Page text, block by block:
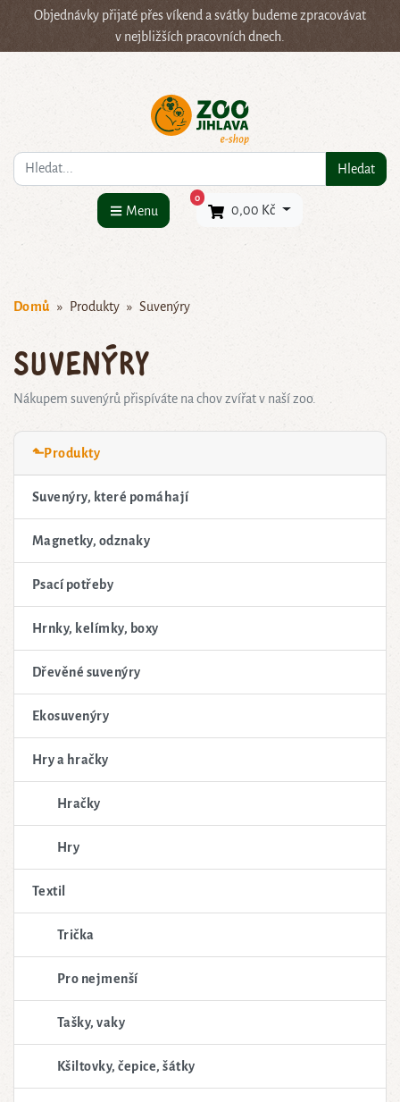
Objednávky přijaté přes víkend a svátky budeme zpracovávat
v nejbližších pracovních dnech.
Co hledáte? Hledat
Menu
0×
0,00 Kč
Domů Produkty Suvenýry
Suvenýry
Nákupem suvenýrů přispíváte na chov zvířat v naší zoo.
⬑Produkty
Suvenýry, které pomáhají
Magnetky, odznaky
Psací potřeby
Hrnky, kelímky, boxy
Dřevěné suvenýry
Ekosuvenýry
Hry a hračky
Hračky
Hry
Textil
Trička
Pro nejmenší
Tašky, vaky
Kšiltovky, čepice, šátky